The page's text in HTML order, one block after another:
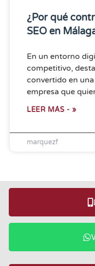
En un entorno
convertido en
empresa que